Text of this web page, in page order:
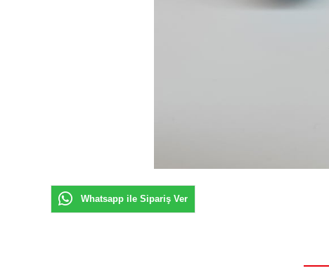
Whatsapp ile Sipariş Ver